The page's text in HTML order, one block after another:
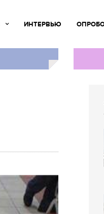
ИНТЕРВЬЮ